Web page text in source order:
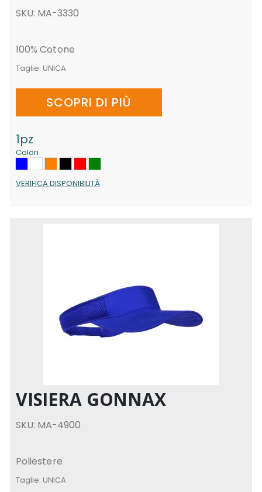
SKU: MA-3330
100% Cotone
Taglie: UNICA
SCOPRI DI PIÙ
1pz
Colori
VERIFICA DISPONIBILITÀ
VISIERA GONNAX
SKU: MA-4900
Poliestere
Taglie: UNICA